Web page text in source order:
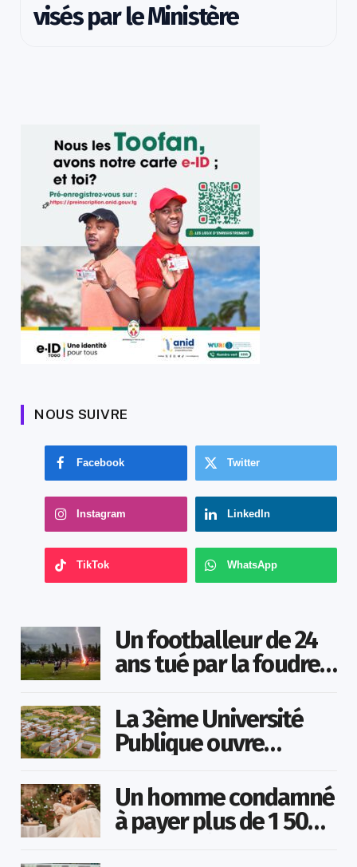
visés par le Ministère
NOUS SUIVRE
Facebook Twitter
Instagram LinkedIn
TikTok WhatsApp
Un footballeur de 24
ans tué par la foudre
La 3ème Université
Publique ouvre
Un homme condamné
à payer plus de 1 500